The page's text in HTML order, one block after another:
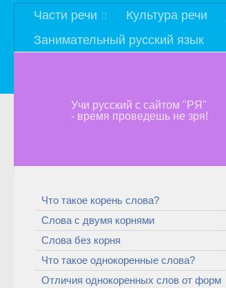
Части речи Культура речи
Занимательный русский язык
Учи русский с сайтом "РЯ"
- время проведешь не зря!
Что такое корень слова?
Слова с двумя корнями
Слова без корня
Что такое однокоренные слова?
Отличия однокоренных слов от форм